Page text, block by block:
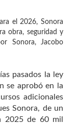
el 2026, Sonora
obra, seguridad y
Sonora, Jacobo
pasados la ley
se aprobó en la
adicionales
Sonora, de un
2025 de 60 mil